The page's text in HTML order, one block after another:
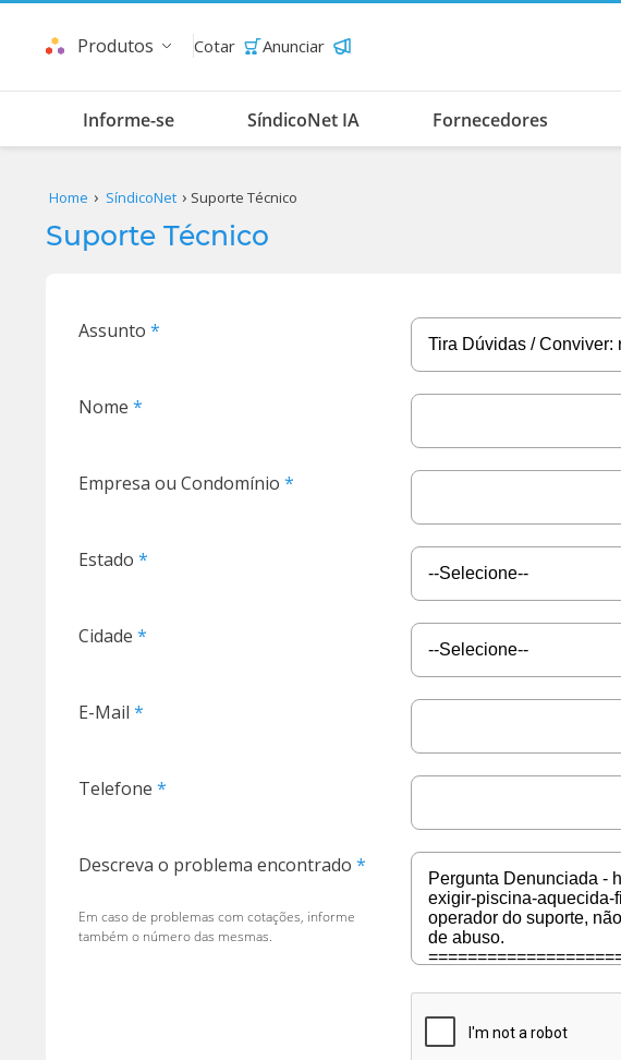
Produtos Cotar Anunciar
Informe-se SíndicoNet IA Fornecedores
Home SíndicoNet Suporte Técnico
Suporte Técnico
Assunto
Nome
Empresa ou Condomínio
Estado
Cidade
E-Mail
Telefone
Descreva o problema encontrado
Em caso de problemas com cotações, informe
também o número das mesmas.